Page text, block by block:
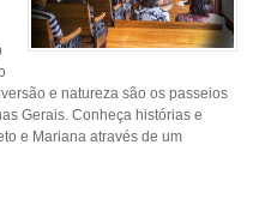
e natureza são os passeios
Gerais. Conheça histórias e
e Mariana através de um